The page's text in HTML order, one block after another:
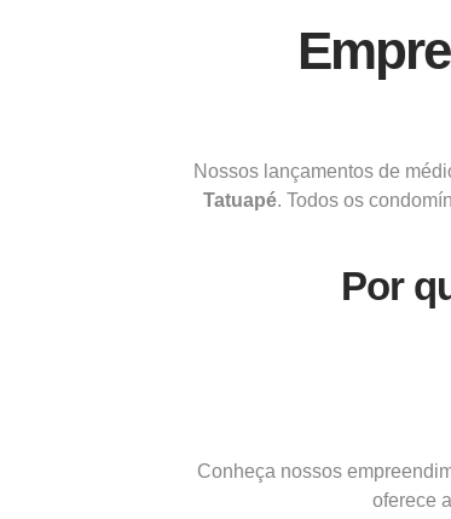
Nossos lançamentos de
Tatuapé. Todos os
Por
Conheça nossos
oferece